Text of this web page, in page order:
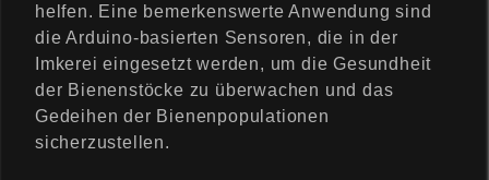
helfen. Eine bemerkenswerte Anwendung sind
die Arduino-basierten Sensoren, die in der
Imkerei eingesetzt werden, um die Gesundheit
der Bienenstöcke zu überwachen und das
Gedeihen der Bienenpopulationen
sicherzustellen.